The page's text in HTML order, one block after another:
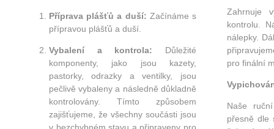
Příprava plášťů a duší: Začínáme s
přípravou plášťů a duší.
Vybalení a kontrola: Důležité
komponenty, jako jsou kazety,
pastorky, odrazky a ventilky, jsou
pečlivě vybaleny a následně důkladně
kontrolovány. Tímto způsobem
zajišťujeme, že všechny součásti jsou
Zahrnuje
kontrolu.
nálepky.
pro finální
Naše
přesně dle